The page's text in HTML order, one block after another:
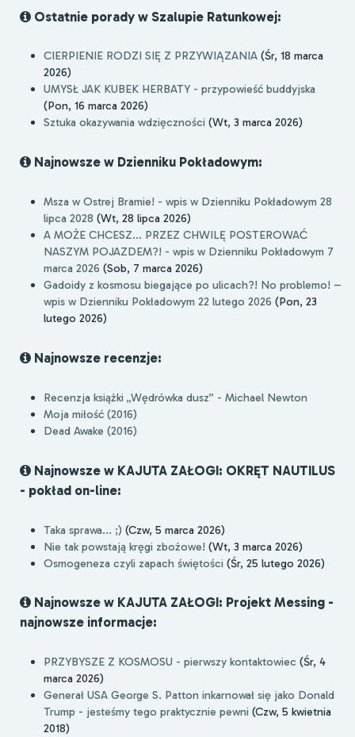
Ostatnie porady w Szalupie Ratunkowej:
CIERPIENIE RODZI SIĘ Z PRZYWIĄZANIA (Śr, 18 marca
2026)
UMYSŁ JAK KUBEK HERBATY - przypowieść buddyjska
(Pon, 16 marca 2026)
Sztuka okazywania wdzięczności (Wt, 3 marca 2026)
Najnowsze w Dzienniku Pokładowym:
Msza w Ostrej Bramie! - wpis w Dzienniku Pokładowym 28
lipca 2028 (Wt, 28 lipca 2026)
A MOŻE CHCESZ... PRZEZ CHWILĘ POSTEROWAĆ
NASZYM POJAZDEM?! - wpis w Dzienniku Pokładowym 7
marca 2026 (Sob, 7 marca 2026)
Gadoidy z kosmosu biegające po ulicach?! No problemo! –
wpis w Dzienniku Pokładowym 22 lutego 2026 (Pon, 23
lutego 2026)
Najnowsze recenzje:
Recenzja książki „Wędrówka dusz” - Michael Newton
Moja miłość (2016)
Dead Awake (2016)
Najnowsze w KAJUTA ZAŁOGI: OKRĘT NAUTILUS
- pokład on-line:
Taka sprawa... ;) (Czw, 5 marca 2026)
Nie tak powstają kręgi zbożowe! (Wt, 3 marca 2026)
Osmogeneza czyli zapach świętości (Śr, 25 lutego 2026)
Najnowsze w KAJUTA ZAŁOGI: Projekt Messing -
najnowsze informacje:
PRZYBYSZE Z KOSMOSU - pierwszy kontaktowiec (Śr, 4
marca 2026)
Generał USA George S. Patton inkarnował się jako Donald
Trump - jesteśmy tego praktycznie pewni (Czw, 5 kwietnia
2018)